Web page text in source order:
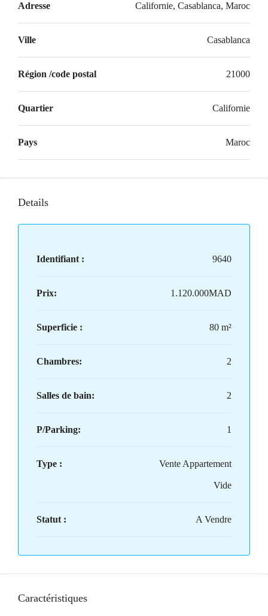
Adresse Californie, Casablanca, Maroc
Ville Casablanca
Région /code postal 21000
Quartier Californie
Pays Maroc
Details
Identifiant : 9640
Prix: 1.120.000MAD
Superficie : 80 m²
Chambres: 2
Salles de bain: 2
P/Parking: 1
Type : Vente Appartement
Vide
Statut : A Vendre
Caractéristiques